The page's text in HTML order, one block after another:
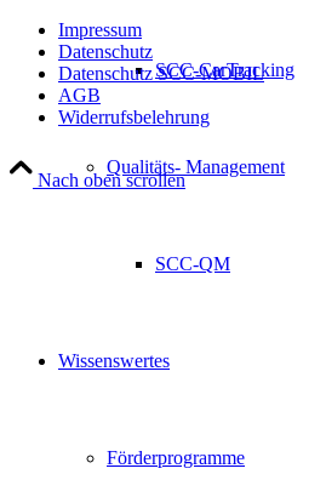
SCC-CarTracking
Qualitäts- Management
SCC-QM
Wissenswertes
Förderprogramme
Impressum
Datenschutz
Datenschutz SCC-MOBIL
AGB
Widerrufsbelehrung
Nach oben scrollen